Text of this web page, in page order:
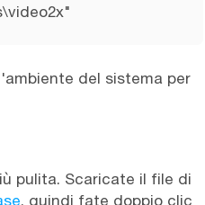
del sistema per
pulita. Scaricate il file di
, quindi fate doppio clic